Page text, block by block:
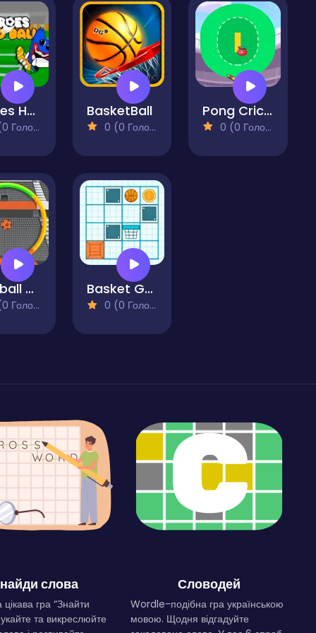
Heroes Head Ball BasketBall
0 (0 Голосів)
Pong Cricket
0 (0 Голосів)
Football Color Matcher Basket Goal
0 (0 Голосів)
слова
гра “Знайти
та викреслюйте
Словодей
Wordle-подібна гра українською
мовою. Щодня відгадуйте